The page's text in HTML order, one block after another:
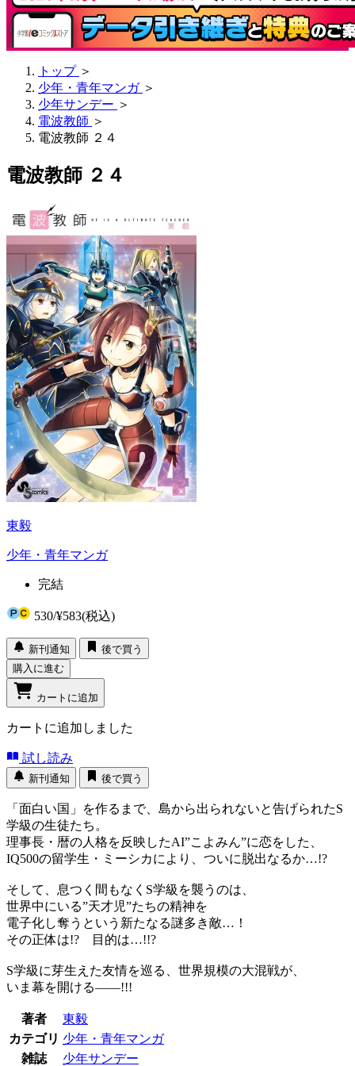
トップ ＞
少年・青年マンガ ＞
少年サンデー ＞
電波教師 ＞
電波教師 ２４
電波教師 ２４
東毅
少年・青年マンガ
完結
530/¥583(税込)
新刊通知
後で買う
購入に進む
カートに追加
カートに追加しました
試し読み
新刊通知 後で買う
「面白い国」を作るまで、島から出られないと告げられたS
学級の生徒たち。
理事長・暦の人格を反映したAI”こよみん”に恋をした、
IQ500の留学生・ミーシカにより、ついに脱出なるか…!?
そして、息つく間もなくS学級を襲うのは、
世界中にいる”天才児”たちの精神を
電子化し奪うという新たなる謎多き敵…！
その正体は!? 目的は…!!?
S学級に芽生えた友情を巡る、世界規模の大混戦が、
いま幕を開ける――!!!
著者
東毅
カテゴリ 少年・青年マンガ
雑誌
少年サンデー